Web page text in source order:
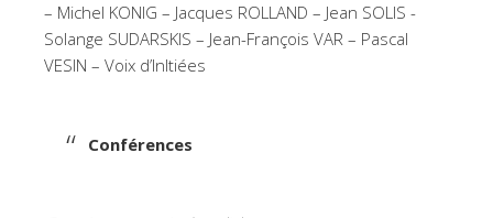
– Michel KONIG – Jacques ROLLAND – Jean SOLIS -
Solange SUDARSKIS – Jean-François VAR – Pascal
VESIN – Voix d’InItiées
Conférences